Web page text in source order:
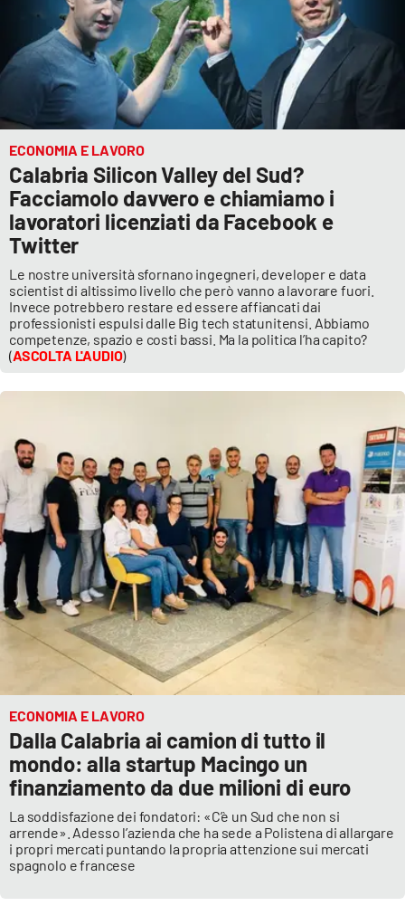
ECONOMIA E LAVORO
Calabria Silicon Valley del Sud?
Facciamolo davvero e chiamiamo i
lavoratori licenziati da Facebook e
Twitter
Le nostre università sfornano ingegneri, developer e data
scientist di altissimo livello che però vanno a lavorare fuori.
Invece potrebbero restare ed essere affiancati dai
professionisti espulsi dalle Big tech statunitensi. Abbiamo
competenze, spazio e costi bassi. Ma la politica l’ha capito?
(ASCOLTA L'AUDIO)
ECONOMIA E LAVORO
Dalla Calabria ai camion di tutto il
mondo: alla startup Macingo un
finanziamento da due milioni di euro
La soddisfazione dei fondatori: «C’è un Sud che non si
arrende». Adesso l’azienda che ha sede a Polistena di allargare
i propri mercati puntando la propria attenzione sui mercati
spagnolo e francese